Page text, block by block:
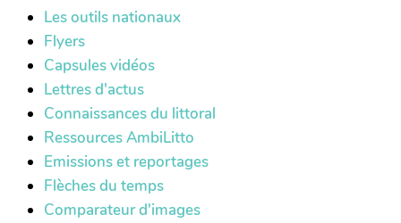
Les outils nationaux
Flyers
Capsules vidéos
Lettres d'actus
Connaissances du littoral
Ressources AmbiLitto
Emissions et reportages
Flèches du temps
Comparateur d'images